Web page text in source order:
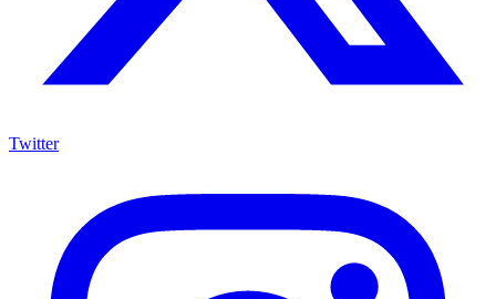
Twitter